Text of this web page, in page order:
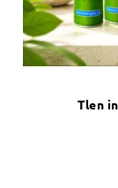
Tlen